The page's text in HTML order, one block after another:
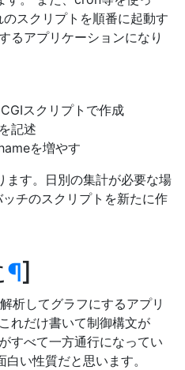
スクリプトを順番に起動す
るアプリケーションになり
スクリプトで作成
記述
を増やす
ます。日別の集計が必要な場
チのスクリプトを新たに作
¶
析してグラフにするアプリ
れだけ書いて制御構文が
すべて一方通行になってい
い性質だと思います。